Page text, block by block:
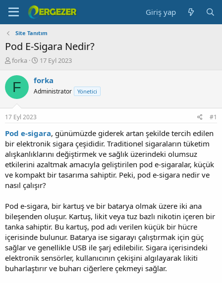
Giriş yap
Site Tanıtım
Pod E-Sigara Nedir?
K
n
b
u
u
b
a
l
a
t
a
n
forka
B
ş
l
a
ç
a
r
i
h
i
17 Eyl 2023
F forka
Administrator Yönetici
17 Eyl 2023 #1
Pod e-sigara, günümüzde giderek artan şekilde tercih edilen
bir elektronik sigara çeşididir. Traditionel sigaraların tüketim
alışkanlıklarını değiştirmek ve sağlık üzerindeki olumsuz
etkilerini azaltmak amacıyla geliştirilen pod e-sigaralar, küçük
ve kompakt bir tasarıma sahiptir. Peki, pod e-sigara nedir ve
nasıl çalışır?
Pod e-sigara, bir kartuş ve bir batarya olmak üzere iki ana
bileşenden oluşur. Kartuş, likit veya tuz bazlı nikotin içeren bir
tanka sahiptir. Bu kartuş, pod adı verilen küçük bir hücre
içerisinde bulunur. Batarya ise sigarayı çalıştırmak için güç
sağlar ve genellikle USB ile şarj edilebilir. Sigara içerisindeki
elektronik sensörler, kullanıcının çekişini algılayarak likiti
buharlaştırır ve buharı ciğerlere çekmeyi sağlar.